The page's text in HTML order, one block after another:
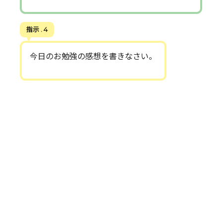
指示 . 4
今日のお勉強の感想を書きなさい。